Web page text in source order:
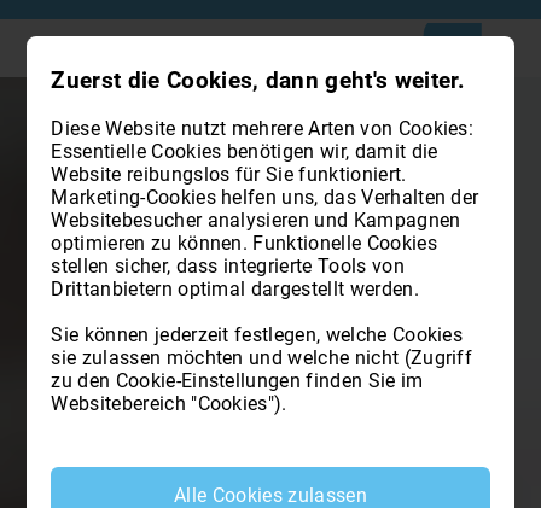
Zuerst die Cookies, dann geht's weiter.
Diese Website nutzt mehrere Arten von Cookies:
Essentielle Cookies benötigen wir, damit die
Website reibungslos für Sie funktioniert.
Marketing-Cookies helfen uns, das Verhalten der
Websitebesucher analysieren und Kampagnen
optimieren zu können. Funktionelle Cookies
stellen sicher, dass integrierte Tools von
Drittanbietern optimal dargestellt werden.
Sie können jederzeit festlegen, welche Cookies
sie zulassen möchten und welche nicht (Zugriff
zu den Cookie-Einstellungen finden Sie im
Websitebereich "Cookies").
Alle Cookies zulassen